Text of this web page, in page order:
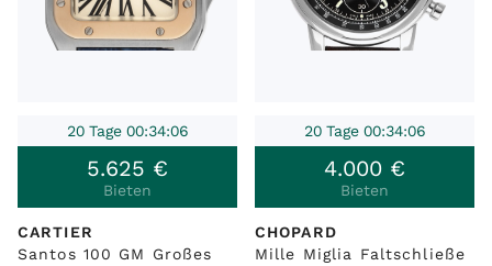
20 Tage 00:34:06
5.625 €
Bieten
CARTIER
Santos 100 GM Großes
20 Tage 00:34:06
4.000 €
Bieten
CHOPARD
Mille Miglia Faltschließe